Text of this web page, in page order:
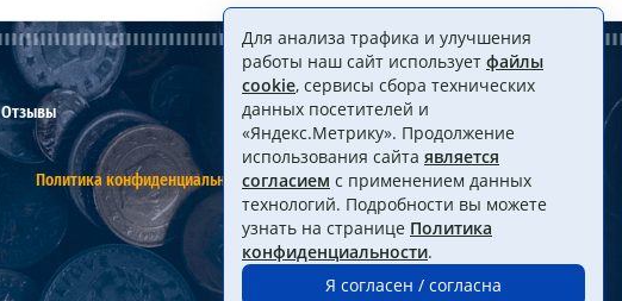
Отзывы
Политика конфиденциальности Договор оферты
Для анализа трафика и улучшения
работы наш сайт использует файлы
cookie, сервисы сбора технических
данных посетителей и
«Яндекс.Метрику». Продолжение
использования сайта является
согласием с применением данных
технологий. Подробности вы можете
узнать на странице Политика
конфиденциальности.
Я согласен / согласна